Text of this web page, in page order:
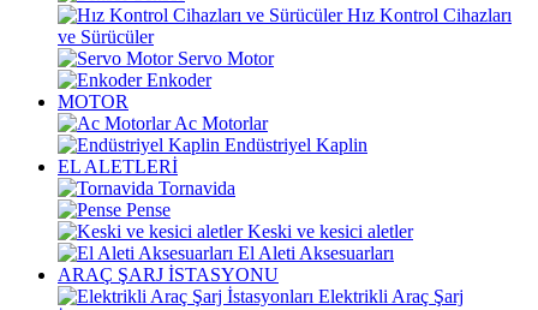
Hız Kontrol Cihazları
ve Sürücüler
Servo Motor
Enkoder
MOTOR
Ac Motorlar
Endüstriyel Kaplin
EL ALETLERİ
Tornavida
Pense
Keski ve kesici aletler
El Aleti Aksesuarları
ARAÇ ŞARJ İSTASYONU
Elektrikli Araç Şarj